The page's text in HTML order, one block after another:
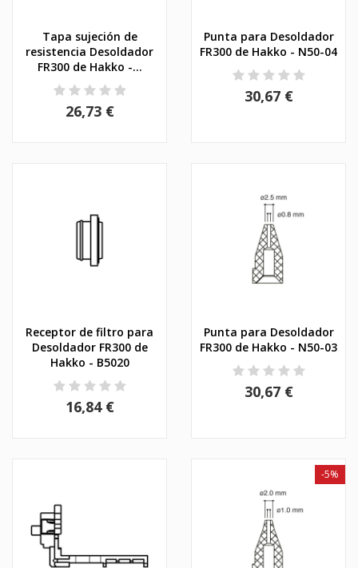
Tapa sujeción de
resistencia Desoldador
FR300 de Hakko -...
26,73 €
Punta para Desoldador
FR300 de Hakko - N50-04
30,67 €
Receptor de filtro para
Desoldador FR300 de
Hakko - B5020
16,84 €
Punta para Desoldador
FR300 de Hakko - N50-03
30,67 €
-5%